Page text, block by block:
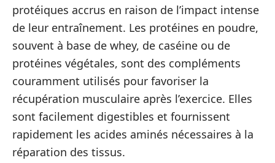
protéiques accrus en raison de l’impact intense
de leur entraînement. Les protéines en poudre,
souvent à base de whey, de caséine ou de
protéines végétales, sont des compléments
couramment utilisés pour favoriser la
récupération musculaire après l’exercice. Elles
sont facilement digestibles et fournissent
rapidement les acides aminés nécessaires à la
réparation des tissus.